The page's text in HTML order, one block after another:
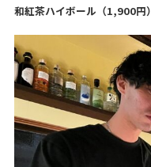
和紅茶ハイボール（1,900円）